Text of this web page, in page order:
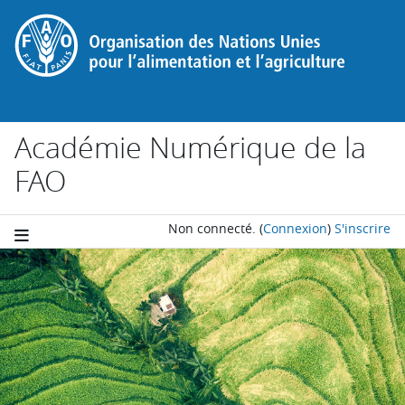
Passer au contenu principal
Académie Numérique de la
FAO
Non connecté. (Connexion) S'inscrire